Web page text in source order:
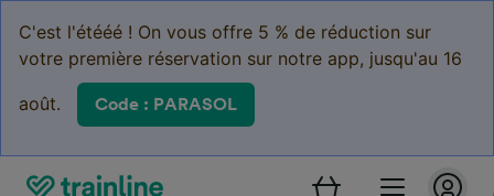
C'est l'étééé ! On vous offre 5 % de réduction sur
votre première réservation sur notre app, jusqu'au 16
août. Code : PARASOL